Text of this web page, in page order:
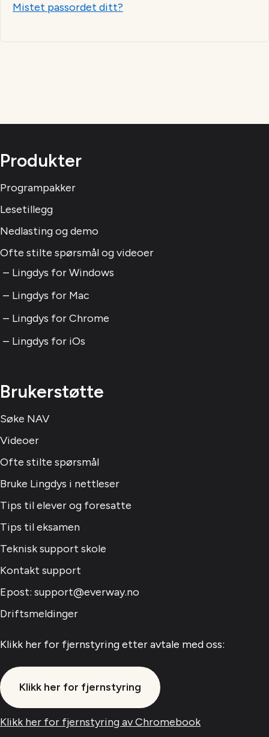
Mistet passordet ditt?
Produkter
Programpakker
Lesetillegg
Nedlasting og demo
Ofte stilte spørsmål og videoer
Lingdys for Windows
Lingdys for Mac
Lingdys for Chrome
Lingdys for iOs
Brukerstøtte
Søke NAV
Videoer
Ofte stilte spørsmål
Bruke Lingdys i nettleser
Tips til elever og foresatte
Tips til eksamen
Teknisk support skole
Kontakt support
Epost: support@everway.no
Driftsmeldinger
Klikk her for fjernstyring etter avtale med oss:
Klikk her for fjernstyring
Klikk her for fjernstyring av Chromebook